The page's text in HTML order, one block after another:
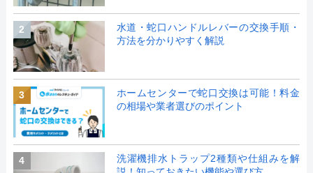
2
水道・蛇口ハンドルレバーの交換手順・
方法を分かりやすく解説
3
ホームセンターで蛇口交換は可能！料金
の相場や業者選びのポイント
4
洗濯機排水トラップ2種類や仕組みを解